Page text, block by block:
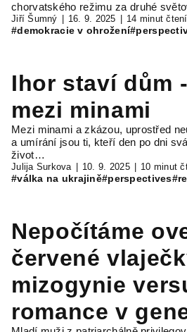
chorvatského režimu za druhé
Jiří Šumný 16. 9. 2025 14 minut čtení
#demokracie v ohrožení
Ihor staví dům
mezi minami
Mezi minami a zkázou, uprostřed
a umírání jsou ti, kteří den po dni
život…
Julija Surkova 10. 9. 2025 10 minut
#válka na ukrajině#perspectives
Nepočítáme
červené
mizogynie
romance v